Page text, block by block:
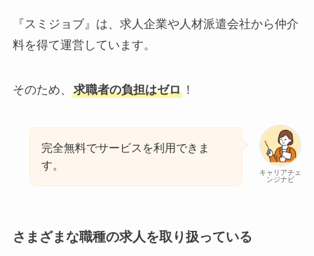
『スミジョブ』は、求人企業や人材派遣会社から仲介
料を得て運営しています。
そのため、 求職者の負担はゼロ！
キャリアチェ
ンジナビ
完全無料でサービスを利用できま
す。
さまざまな職種の求人を取り扱っている